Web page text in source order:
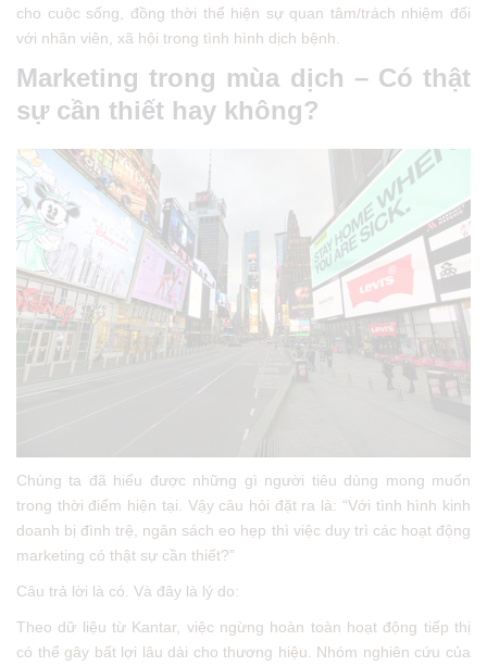
cho cuộc sống, đồng thời thể hiện sự quan tâm/trách nhiệm đối
với nhân viên, xã hội trong tình hình dịch bệnh.
Marketing trong mùa dịch – Có thật
sự cần thiết hay không?
Chúng ta đã hiểu được những gì người tiêu dùng mong muốn
trong thời điểm hiện tại. Vậy câu hỏi đặt ra là: “Với tình hình kinh
doanh bị đình trệ, ngân sách eo hẹp thì việc duy trì các hoạt động
marketing có thật sự cần thiết?”
Câu trả lời là có. Và đây là lý do:
Theo dữ liệu từ Kantar, việc ngừng hoàn toàn hoạt động tiếp thị
có thể gây bất lợi lâu dài cho thương hiệu. Nhóm nghiên cứu của